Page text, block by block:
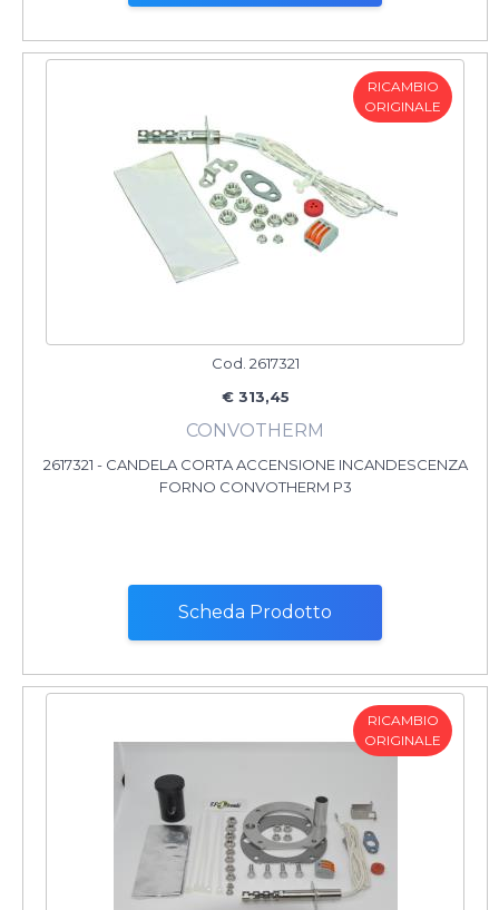
RICAMBIO
ORIGINALE
Cod. 2617321
€ 313,45
CONVOTHERM
2617321 - CANDELA CORTA ACCENSIONE INCANDESCENZA
FORNO CONVOTHERM P3
Scheda Prodotto
RICAMBIO
ORIGINALE